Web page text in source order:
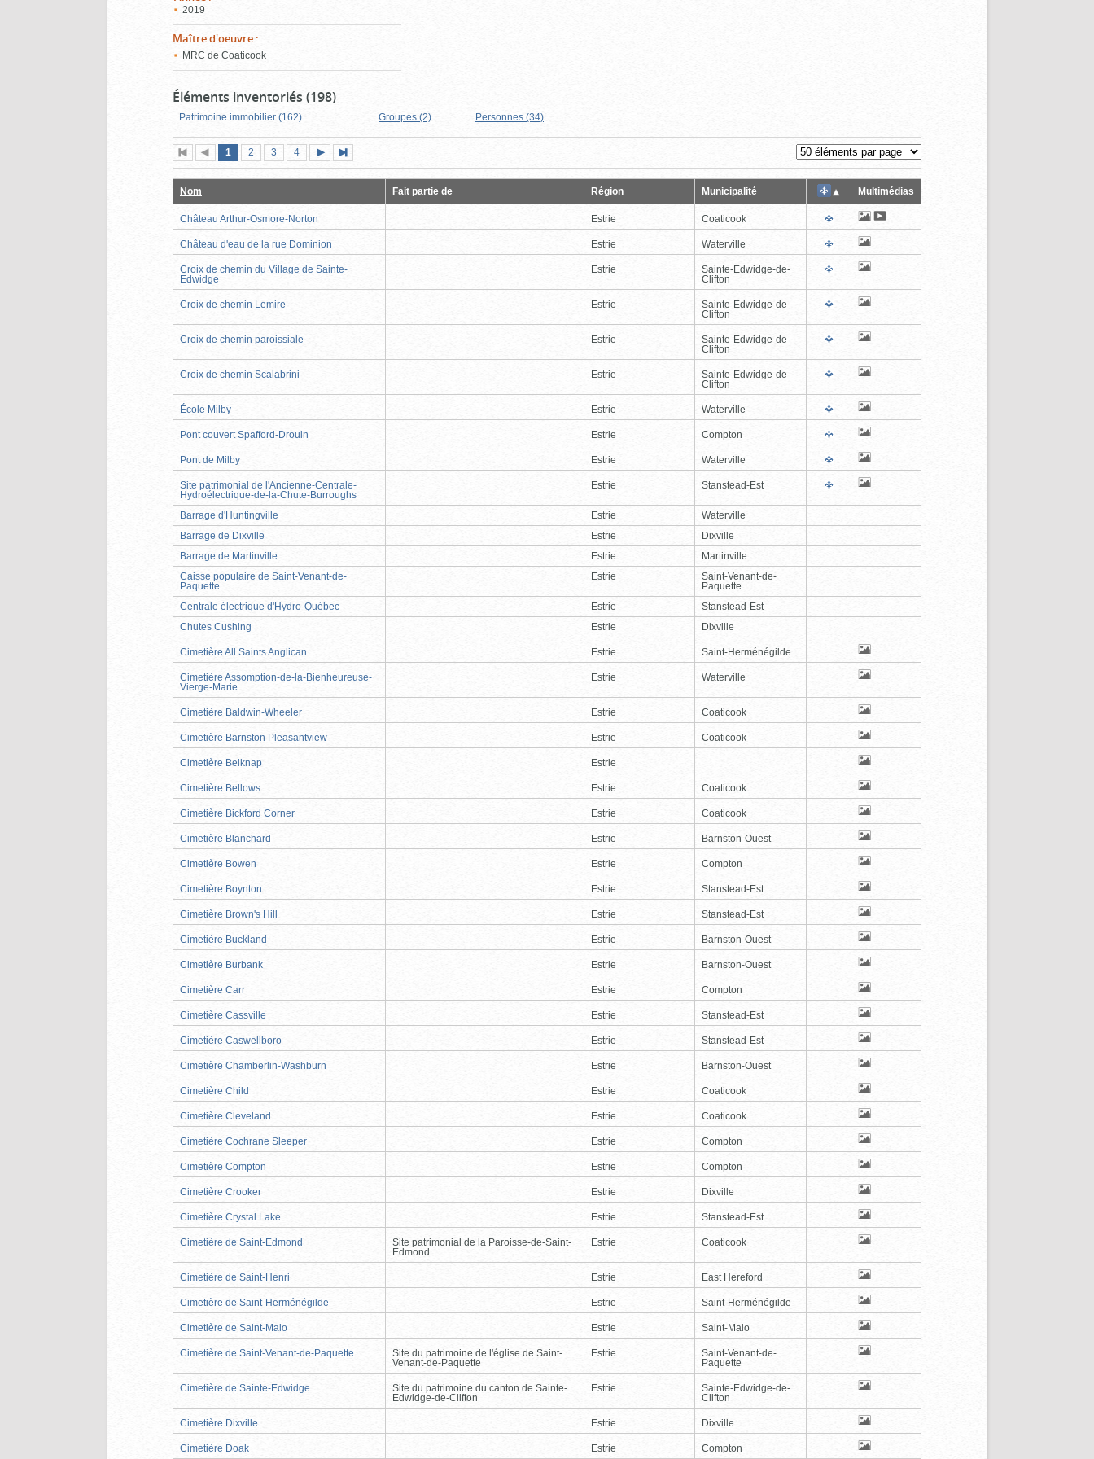
2019
Maître d'oeuvre :
MRC de Coaticook
Éléments inventoriés (198)
Patrimoine immobilier (162) Groupes (2) Personnes (34)
Première
page
Page
précédente
Page
1 (page
actuelle)
Page
2 Page
3 Page
4
suivante
page
Nom Fait partie de Région Municipalité Multimédias
Château Arthur-Osmore-Norton Estrie Coaticook
Château d'eau de la rue Dominion Estrie Waterville
Croix de chemin du Village de Sainte-
Edwidge
Estrie
Sainte-Edwidge-de-
Clifton
Croix de chemin Lemire Estrie
Sainte-Edwidge-de-
Clifton
Croix de chemin paroissiale Estrie
Sainte-Edwidge-de-
Clifton
Croix de chemin Scalabrini Estrie
Sainte-Edwidge-de-
Clifton
École Milby Estrie Waterville
Pont couvert Spafford-Drouin Estrie Compton
Pont de Milby Estrie Waterville
Site patrimonial de l'Ancienne-Centrale-
Hydroélectrique-de-la-Chute-Burroughs
Estrie Stanstead-Est
Barrage d'Huntingville Estrie
Waterville
Barrage de Dixville
Estrie
Dixville
Barrage de Martinville
Estrie
Martinville
Caisse populaire de Saint-Venant-de-
Paquette
Estrie
Saint-Venant-de-
Paquette
Centrale électrique d'Hydro-Québec
Estrie
Stanstead-Est
Chutes Cushing
Estrie Dixville
Cimetière All Saints Anglican Estrie Saint-Herménégilde
Cimetière Assomption-de-la-Bienheureuse-
Vierge-Marie
Estrie Waterville
Cimetière Baldwin-Wheeler Estrie Coaticook
Cimetière Barnston Pleasantview Estrie Coaticook
Cimetière Belknap Estrie
Cimetière Bellows Estrie Coaticook
Cimetière Bickford Corner Estrie Coaticook
Cimetière Blanchard Estrie Barnston-Ouest
Cimetière Bowen Estrie Compton
Cimetière Boynton Estrie Stanstead-Est
Cimetière Brown's Hill Estrie Stanstead-Est
Cimetière Buckland Estrie Barnston-Ouest
Cimetière Burbank Estrie Barnston-Ouest
Cimetière Carr Estrie Compton
Cimetière Cassville Estrie Stanstead-Est
Cimetière Caswellboro Estrie Stanstead-Est
Cimetière Chamberlin-Washburn Estrie Barnston-Ouest
Cimetière Child Estrie Coaticook
Cimetière Cleveland Estrie Coaticook
Cimetière Cochrane Sleeper Estrie Compton
Cimetière Compton Estrie Compton
Cimetière Crooker Estrie Dixville
Cimetière Crystal Lake Estrie Stanstead-Est
Cimetière de Saint-Edmond
Site patrimonial de la Paroisse-de-Saint-
Edmond
Estrie Coaticook
Cimetière de Saint-Henri Estrie East Hereford
Cimetière de Saint-Herménégilde Estrie Saint-Herménégilde
Cimetière de Saint-Malo Estrie Saint-Malo
Cimetière de Saint-Venant-de-Paquette
Site du patrimoine de l'église de Saint-
Venant-de-Paquette
Estrie
Saint-Venant-de-
Paquette
Cimetière de Sainte-Edwidge
Site du patrimoine du canton de Sainte-
Edwidge-de-Clifton
Estrie
Sainte-Edwidge-de-
Clifton
Cimetière Dixville Estrie Dixville
Cimetière Doak Estrie Compton